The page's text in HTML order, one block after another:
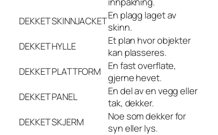
DEKKETSKINNJACKETEn plagg laget av
skinn.
DEKKETHYLLE
Et plan hvor objekter
kan plasseres.
DEKKETPLATTFORM
En fast overflate,
gjerne hevet.
DEKKETPANEL
En del av en vegg eller
tak, dekker.
DEKKETSKJERM
Noe som dekker for
syn eller lys.